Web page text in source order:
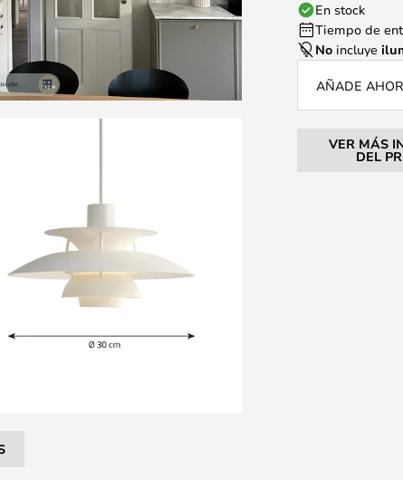
En stock
Tiempo de
No incluye
AÑADE
VER MÁS
DEL